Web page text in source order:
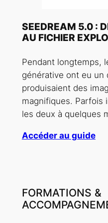
SEEDREAM 5.0 :
AU FICHIER
Pendant longtemps,
générative ont eu un
produisaient des
magnifiques. Parfois
les deux à quelques
Accéder au guide
FORMATIONS &